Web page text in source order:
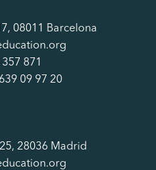
08011 Barcelona
357 871
09 97 20
28036 Madrid